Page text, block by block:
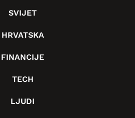
SVIJET
HRVATSKA
FINANCIJE
TECH
LJUDI